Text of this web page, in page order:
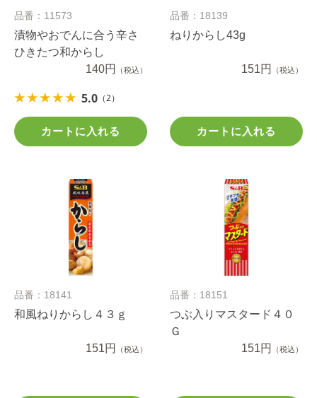
品番：11573
漬物やおでんに合う辛さ
ひきたつ和からし
140円
（税込）
5.0 （2）
カートに入れる
品番：18139
ねりからし43g
151円 （税込）
カートに入れる
品番：18141
和風ねりからし４３ｇ
151円 （税込）
品番：18151
つぶ入りマスタード４０
Ｇ
151円
（税込）